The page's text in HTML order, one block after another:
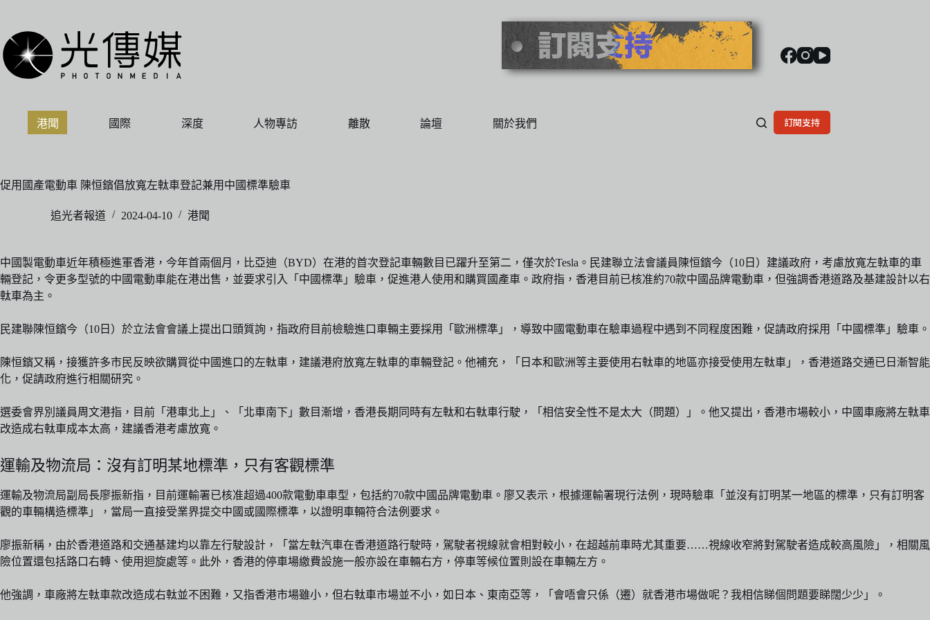
主
要
內
港聞 國際 深度 人物專訪 離散 論壇 關於我們 訂閱支持
促用國產電動車 陳恒鑌倡放寬左軚車登記兼用中國標準驗車
追光者報道 2024-04-10 港聞
中國製電動車近年積極進軍香港，今年首兩個月，比亞迪（BYD）在港的首次登記車輛數目已躍升至第二，僅次於Tesla。民建聯立法會議員陳恒鑌今（10日）建議政府，考慮放寬左軚車的車
輛登記，令更多型號的中國電動車能在港出售，並要求引入「中國標準」驗車，促進港人使用和購買國產車。政府指，香港目前已核准約70款中國品牌電動車，但強調香港道路及基建設計以右
軚車為主。
民建聯陳恒鑌今（10日）於立法會會議上提出口頭質詢，指政府目前檢驗進口車輛主要採用「歐洲標準」，導致中國電動車在驗車過程中遇到不同程度困難，促請政府採用「中國標準」驗車。
陳恒鑌又稱，接獲許多市民反映欲購買從中國進口的左軚車，建議港府放寬左軚車的車輛登記。他補充，「日本和歐洲等主要使用右軚車的地區亦接受使用左軚車」，香港道路交通已日漸智能
化，促請政府進行相關研究。
選委會界別議員周文港指，目前「港車北上」、「北車南下」數目漸增，香港長期同時有左軚和右軚車行駛，「相信安全性不是太大（問題）」。他又提出，香港市場較小，中國車廠將左軚車
改造成右軚車成本太高，建議香港考慮放寬。
運輸及物流局：沒有訂明某地標準，只有客觀標準
運輸及物流局副局長廖振新指，目前運輸署已核准超過400款電動車車型，包括約70款中國品牌電動車。廖又表示，根據運輸署現行法例，現時驗車「並沒有訂明某一地區的標準，只有訂明客
觀的車輛構造標準」，當局一直接受業界提交中國或國際標準，以證明車輛符合法例要求。
廖振新稱，由於香港道路和交通基建均以靠左行駛設計，「當左軚汽車在香港道路行駛時，駕駛者視線就會相對較小，在超越前車時尤其重要……視線收窄將對駕駛者造成較高風險」，相關風
險位置還包括路口右轉、使用迴旋處等。此外，香港的停車場繳費設施一般亦設在車輛右方，停車等候位置則設在車輛左方。
他強調，車廠將左軚車款改造成右軚並不困難，又指香港市場雖小，但右軚車市場並不小，如日本、東南亞等，「會唔會只係（遷）就香港市場做呢？我相信睇個問題要睇闊少少」。